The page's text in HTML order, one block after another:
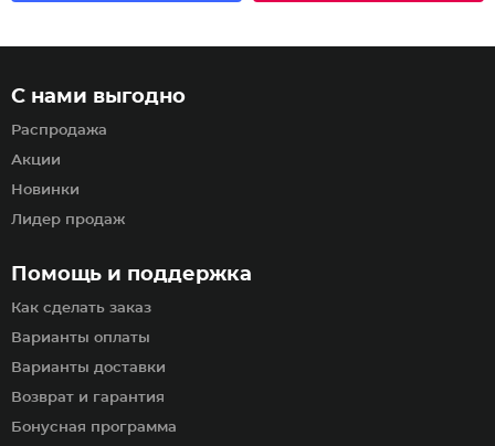
Помощь и поддержка
Как сделать заказ
Варианты оплаты
Варианты доставки
Возврат и гарантия
Бонусная программа
С нами выгодно
Распродажа
Акции
Новинки
Лидер продаж